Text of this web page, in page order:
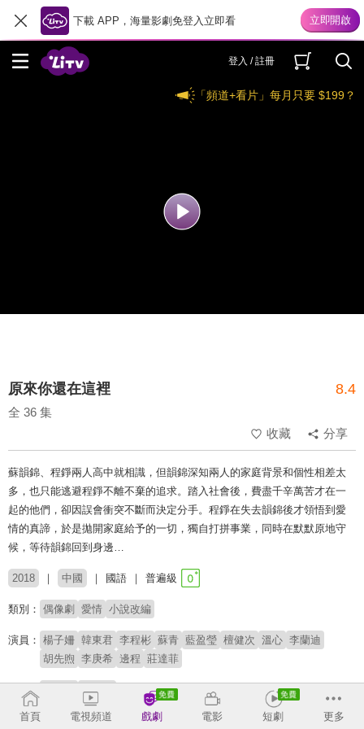
下載 APP，海量影劇免登入立即看
登入 / 註冊
「頻道+看片」每月只要 $199？
原來你還在這裡 8.4
全 36 集
收藏
分享
蘇韻錦、程錚兩人高中就相識，但韻錦深知兩人的家庭背景和個性相差太
多，也只能逃避程錚不離不棄的追求。踏入社會後，費盡千辛萬苦才在一
起的他們，卻因誤會衝突不斷而決定分手。程錚在失去韻錦後才領悟到愛
情的真諦，於是拋開家庭給予的一切，獨自打拼事業，同時在默默原地守
候，等待韻錦回到身邊…
2018 中國 國語 普遍級
類別： 偶像劇 愛情 小說改編
演員： 楊子姍 韓東君 李程彬 蘇青 藍盈瑩 檀健次 溫心 李蘭迪
胡先煦 李庚希 邊程 莊達菲
導演： 余翠華
原著： 辛夷塢《原來你還在這裡》
首頁 電視頻道 戲劇 電影 短劇 更多